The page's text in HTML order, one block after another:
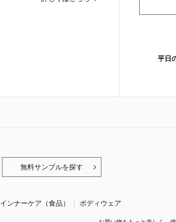
平日
無料サンプルを探す
インナーケア（食品） ボディウェア